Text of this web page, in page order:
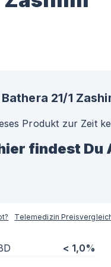
Bathera 21/1
Produkt zur Zeit
findest
Telemedizin
< 1,0%